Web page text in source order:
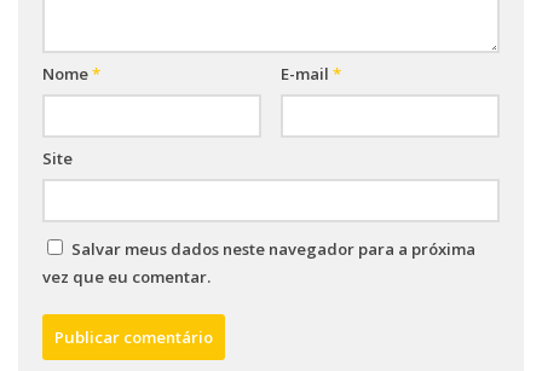
Nome* E-mail *
Site
Salvar meus dados neste navegador para a próxima
vez que eu comentar.